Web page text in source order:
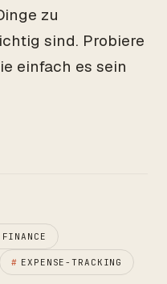
zu
sind. Probiere
einfach es sein
# EXPENSE-TRACKING